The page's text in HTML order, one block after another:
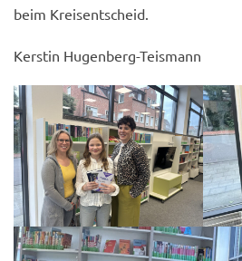
beim Kreisentscheid.
Kerstin Hugenberg-Teismann